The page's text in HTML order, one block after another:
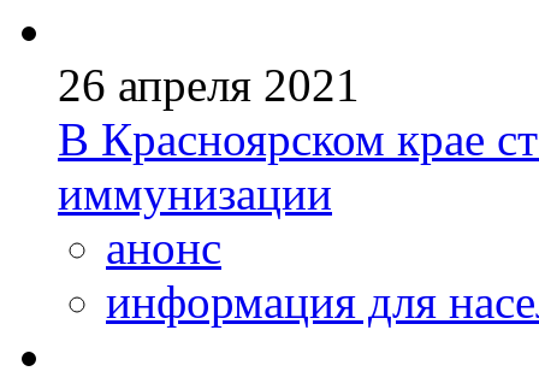
26 апреля 2021
В Красноярском крае
иммунизации
анонс
информация для